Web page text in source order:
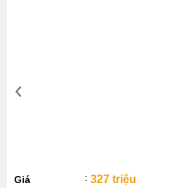
Giá 327 triệu